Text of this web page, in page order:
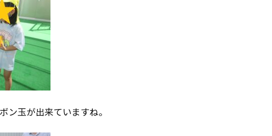
ン玉が出来ていますね。